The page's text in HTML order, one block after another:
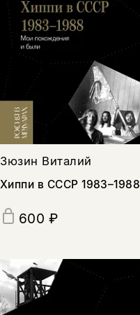
Зюзин Виталий
Хиппи в СССР 1983–1988
600 ₽